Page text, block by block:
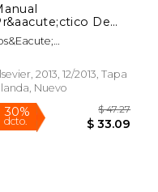
De
(en
Riera;
Del Pino Casado
2013, 12/2013, Tapa
Nuevo